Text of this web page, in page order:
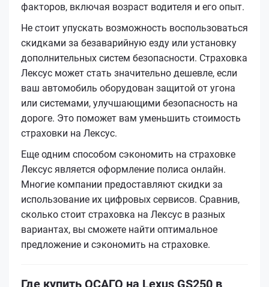
факторов, включая возраст водителя и его опыт.
Не стоит упускать возможность воспользоваться
скидками за безаварийную езду или установку
дополнительных систем безопасности. Страховка
Лексус может стать значительно дешевле, если
ваш автомобиль оборудован защитой от угона
или системами, улучшающими безопасность на
дороге. Это поможет вам уменьшить стоимость
страховки на Лексус.
Еще одним способом сэкономить на страховке
Лексус является оформление полиса онлайн.
Многие компании предоставляют скидки за
использование их цифровых сервисов. Сравнив,
сколько стоит страховка на Лексус в разных
вариантах, вы сможете найти оптимальное
предложение и сэкономить на страховке.
Где купить ОСАГО на Lexus GS250 в